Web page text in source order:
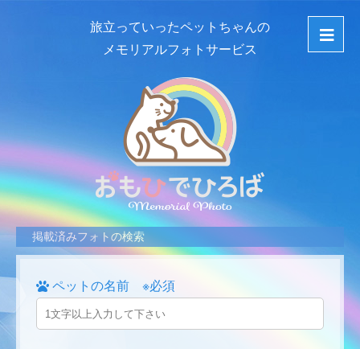
旅立っていったペットちゃんの
メモリアルフォトサービス
掲載済みフォトの検索
ペットの名前 ※必須